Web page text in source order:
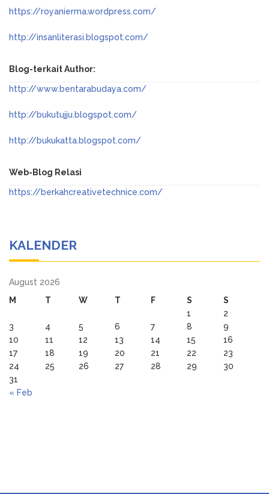
https://royanierma.wordpress.com/
http://insanliterasi.blogspot.com/
Blog-terkait Author:
http://www.bentarabudaya.com/
http://bukutujju.blogspot.com/
http://bukukatta.blogspot.com/
Web-Blog Relasi
https://berkahcreativetechnice.com/
KALENDER
August 2026
M
T W T F S S
« Feb
1
2
3
4 5 6 7 8
9
10
11 12 13 14 15
16
17
18 19 20 21 22
23
24
25 26 27 28 29
30
31